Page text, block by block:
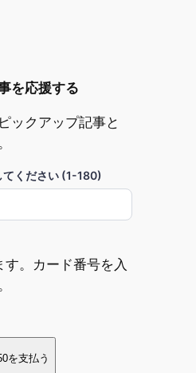
を応援する
ックアップ記事と
てください (1-180)
。カード番号を入
を支払う